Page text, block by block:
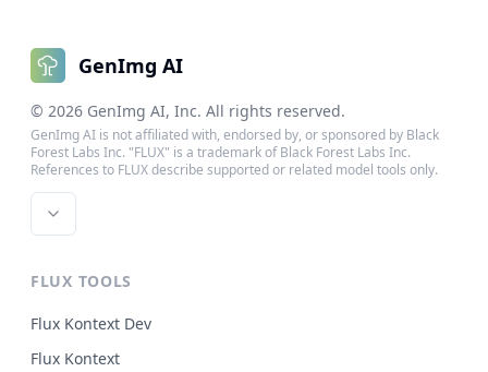
GenImg AI
© 2026 GenImg AI, Inc. All rights reserved.
GenImg AI is not affiliated with, endorsed by, or sponsored by Black
Forest Labs Inc. "FLUX" is a trademark of Black Forest Labs Inc.
References to FLUX describe supported or related model tools only.
FLUX TOOLS
Flux Kontext Dev
Flux Kontext